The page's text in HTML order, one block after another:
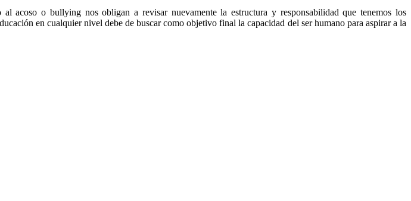
acoso o bullying nos obligan a revisar nuevamente la estructura y responsabilidad que tenemos los
en cualquier nivel debe de buscar como objetivo final la capacidad del ser humano para aspirar a la